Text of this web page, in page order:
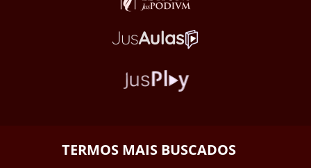
TERMOS MAIS BUSCADOS